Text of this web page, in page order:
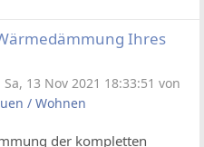
Ihres
13 Nov 2021 18:33:51 von
/ Wohnen
der kompletten